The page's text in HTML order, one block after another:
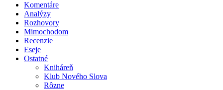
Komentáre
Analýzy
Rozhovory
Mimochodom
Recenzie
Eseje
Ostatné
Kniháreň
Klub Nového Slova
Rôzne